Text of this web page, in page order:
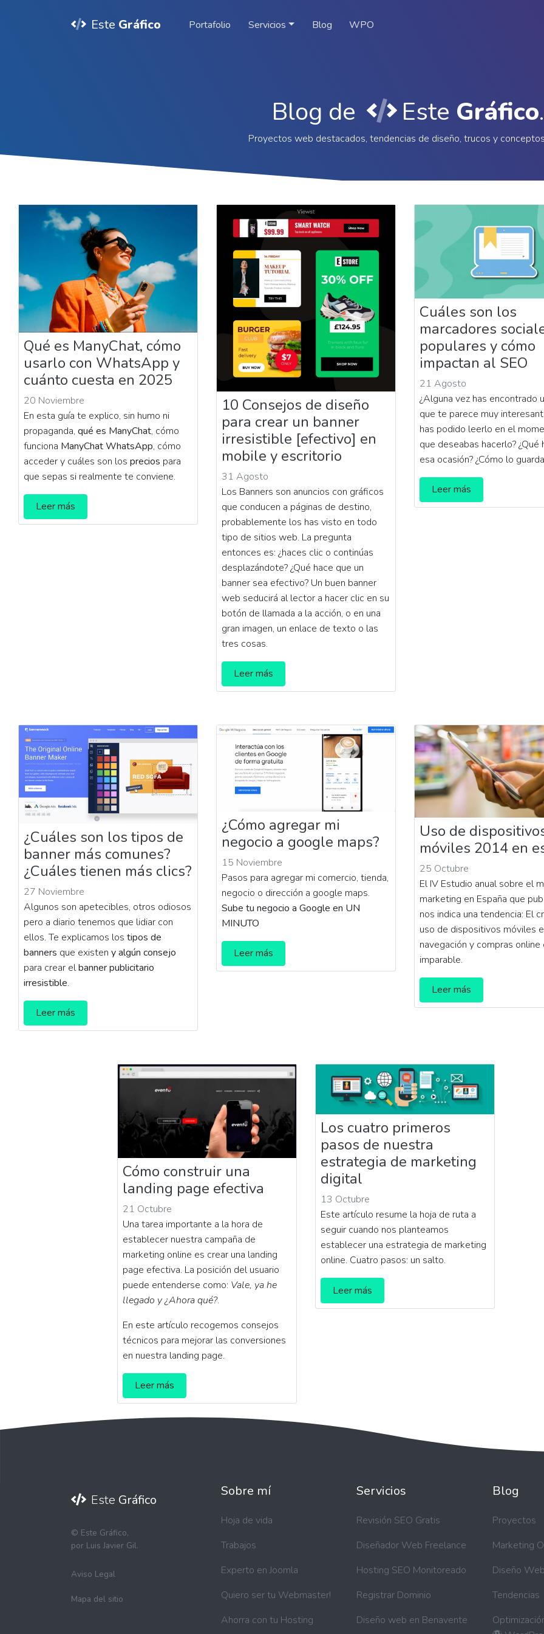
Este Gráfico Portafolio Servicios Blog WPO
Blog de Este Gráfico.
Proyectos web destacados, tendencias de diseño, trucos y
Qué es ManyChat, cómo
usarlo con WhatsApp y
cuánto cuesta en 2025
20 Noviembre
En esta guía te explico, sin humo ni
propaganda,qué es ManyChat, cómo
funciona ManyChat WhatsApp, cómo
acceder y cuáles son losprecios para
que sepas si realmente te conviene.
Leer más
10 Consejos de diseño
para crear un banner
irresistible [efectivo] en
mobile y escritorio
31 Agosto
Los Banners son anuncios con gráficos
que conducen a páginas de destino,
probablemente los has visto en todo
tipo de sitios web. La pregunta
entonces es: ¿haces clic o continúas
desplazándote? ¿Qué hace que un
banner sea efectivo? Un buen banner
web seducirá al lector a hacer clic en su
botón de llamada a la acción, o en una
gran imagen, un enlace de texto o las
tres cosas.
Leer más
Cuáles son los
marcadores
populares y cómo
impactan al SEO
21 Agosto
¿Alguna vez has encontrado
que te parece muy
has podido leerlo en el
que deseabas hacerlo? ¿Qué
esa ocasión? ¿Cómo lo
Leer más
¿Cuáles son los tipos de
banner más comunes?
¿Cuáles tienen más clics?
27 Noviembre
Algunos son apetecibles, otros odiosos
pero a diario tenemos que lidiar con
ellos. Te explicamos lostipos de
banners que existeny algún consejo
para crear elbanner publicitario
irresistible.
Leer más
¿Cómo agregar mi
negocio a google maps?
15 Noviembre
Pasos para agregar mi comercio, tienda,
negocio o dirección a google maps.
Sube tu negocio a Google en UN
MINUTO
Leer más
Uso de
móviles 2014 en
25 Octubre
El IV Estudio anual sobre el
marketing en España que
nos indica una tendencia: El
uso de dispositivos móviles
navegación y compras online
imparable.
Leer más
Cómo construir una
landing page efectiva
21 Octubre
Una tarea importante a la hora de
establecer nuestra campaña de
marketing online es crear una landing
page efectiva. La posición del usuario
puede entenderse como: Vale, ya he
llegado y ¿Ahora qué?.
En este artículo recogemos consejos
técnicos para mejorar las conversiones
en nuestra landing page.
Leer más
Los cuatro primeros
pasos de nuestra
estrategia de marketing
digital
13 Octubre
Este artículo resume la hoja de ruta a
seguir cuando nos planteamos
establecer una estrategia de marketing
online. Cuatro pasos: un salto.
Leer más
Este Gráfico
© Este Gráfico,
por Luis Javier Gil.
Aviso Legal
Mapa del sitio
Sobre mí
Hoja de vida
Trabajos
Experto en Joomla
Quiero ser tu Webmaster!
Ahorra con tu Hosting
Servicios
Revisión SEO Gratis
Diseñador Web Freelance
Hosting SEO Monitoreado
Registrar Dominio
Diseño web en Benavente
Blog
Proyectos
Marketing
Diseño
Tendencias